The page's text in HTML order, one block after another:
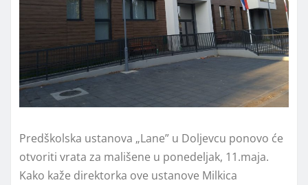
Predškolska ustanova „Lane” u Doljevcu ponovo će
otvoriti vrata za mališene u ponedeljak, 11.maja.
Kako kaže direktorka ove ustanove Milkica